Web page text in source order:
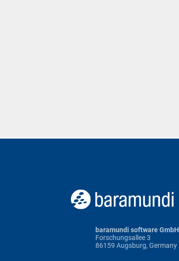
baramundi software GmbH
Forschungsallee 3
86159 Augsburg, Germany